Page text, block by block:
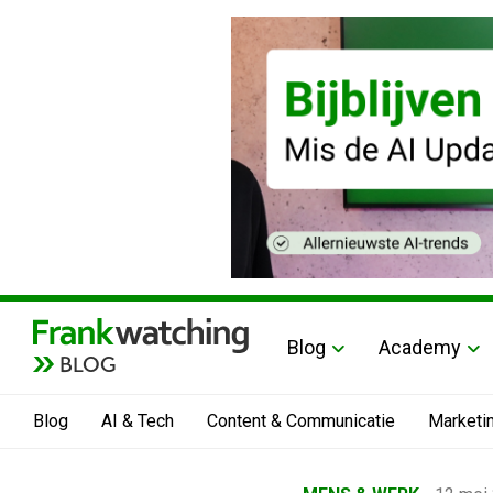
BLOG
Blog Academy
Blog AI & Tech Content & Communicatie